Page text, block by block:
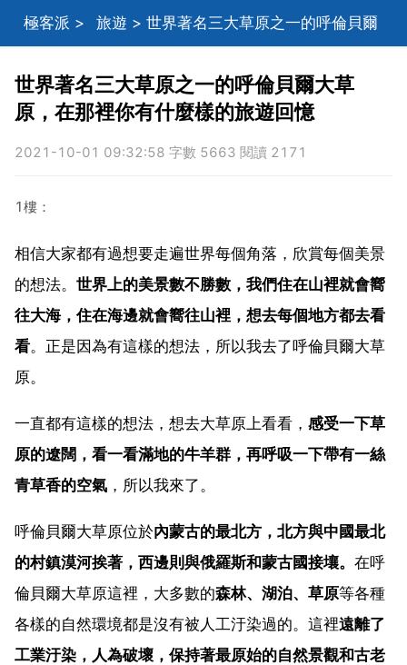
極客派 > 旅遊 > 世界著名三大草原之一的呼倫貝爾
大草原，在那裡你有什麼樣的旅遊回憶
世界著名三大草原之一的呼倫貝爾大草
原，在那裡你有什麼樣的旅遊回憶
2021-10-01 09:32:58 字數 5663 閱讀 2171
1樓：
相信大家都有過想要走遍世界每個角落，欣賞每個美景
的想法。 世界上的美景數不勝數，我們住在山裡就會嚮
往大海，住在海邊就會嚮往山裡，想去每個地方都去看
看。正是因為有這樣的想法，所以我去了呼倫貝爾大草
原。
一直都有這樣的想法，想去大草原上看看， 感受一下草
原的遼闊，看一看滿地的牛羊群，再呼吸一下帶有一絲
青草香的空氣 ，所以我來了。
呼倫貝爾大草原位於內蒙古的最北方，北方與中國最北
的村鎮漠河挨著，西邊則與俄羅斯和蒙古國接壤。 在呼
倫貝爾大草原這裡，大多數的森林、湖泊、草原等各種
各樣的自然環境都是沒有被人工汙染過的。這裡遠離了
工業汙染，人為破壞，保持著最原始的自然景觀和古老